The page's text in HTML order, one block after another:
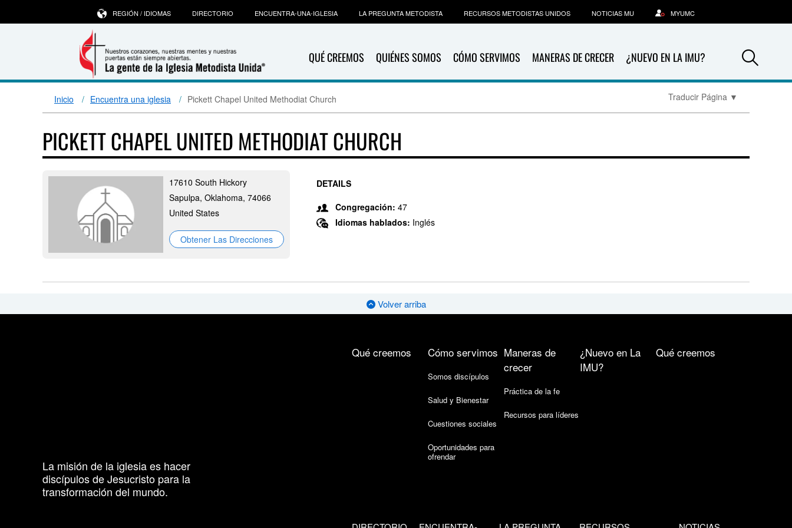
QUÉ CREEMOS QUIÉNES SOMOS CÓMO SERVIMOS MANERAS DE CRECER ¿NUEVO EN LA IMU?
REGIÓN / IDIOMAS DIRECTORIO ENCUENTRA-UNA-IGLESIA LA PREGUNTA METODISTA RECURSOS METODISTAS UNIDOS NOTICIAS MU MYUMC
Inicio Encuentra una iglesia Pickett Chapel United Methodiat Church Traducir Página ▼
PICKETT CHAPEL UNITED METHODIAT CHURCH
17610 South Hickory
Sapulpa, Oklahoma, 74066
United States
Obtener Las Direcciones
DETAILS
Congregación: 47
Idiomas hablados: Inglés
Volver arriba
La misión de la iglesia es hacer
discípulos de Jesucristo para la
transformación del mundo.
Qué creemos Cómo servimos
Somos discípulos
Salud y Bienestar
Cuestiones sociales
Oportunidades para
ofrendar
Maneras de
crecer
Práctica de la fe
Recursos para líderes
¿Nuevo en La
IMU?
Qué creemos